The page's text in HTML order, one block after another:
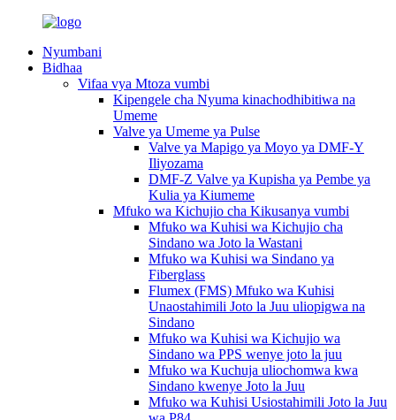
Nyumbani
Bidhaa
Vifaa vya Mtoza vumbi
Kipengele cha Nyuma kinachodhibitiwa na
Umeme
Valve ya Umeme ya Pulse
Valve ya Mapigo ya Moyo ya DMF-Y
Iliyozama
DMF-Z Valve ya Kupisha ya Pembe ya
Kulia ya Kiumeme
Mfuko wa Kichujio cha Kikusanya vumbi
Mfuko wa Kuhisi wa Kichujio cha
Sindano wa Joto la Wastani
Mfuko wa Kuhisi wa Sindano ya
Fiberglass
Flumex (FMS) Mfuko wa Kuhisi
Unaostahimili Joto la Juu uliopigwa na
Sindano
Mfuko wa Kuhisi wa Kichujio wa
Sindano wa PPS wenye joto la juu
Mfuko wa Kuchuja uliochomwa kwa
Sindano kwenye Joto la Juu
Mfuko wa Kuhisi Usiostahimili Joto la Juu